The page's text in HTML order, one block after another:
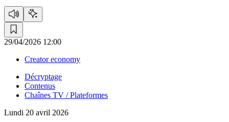
29/04/2026 12:00
Creator economy
Décryptage
Contenus
Chaînes TV / Plateformes
Lundi 20 avril 2026